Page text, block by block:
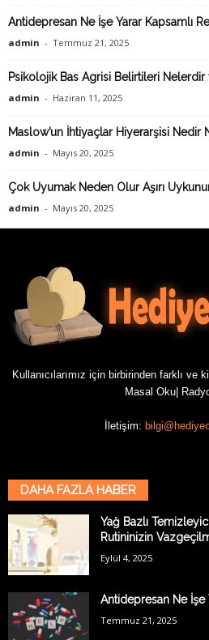
Antidepresan Ne İşe Yarar Kapsamlı
admin - Temmuz 21, 2025
Psikolojik Bas Agrisi Belirtileri Nelerdir
admin - Haziran 11, 2025
Maslow’un İhtiyaçlar Hiyerarşisi Nedir
admin - Mayıs 20, 2025
Çok Uyumak Neden Olur Aşırı
admin - Mayıs 20, 2025
Kullanıcılarımız için birbirinden farklı
Masal Oku
İletişim:
DAHA FAZLA HABER
Yağ Bazlı
Rutininizin
Eylül 4, 2025
Antidepresan Ne İşe
Temmuz 21, 2025